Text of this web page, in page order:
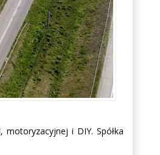
i DIY. Spółka